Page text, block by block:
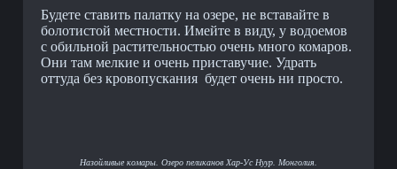
Будете ставить палатку на озере, не вставайте в
болотистой местности. Имейте в виду, у водоемов
с обильной растительностью очень много комаров.
Они там мелкие и очень приставучие. Удрать
оттуда без кровопускания будет очень ни просто.
Назойливые комары. Озеро пеликанов Хар-Ус Нуур. Монголия.